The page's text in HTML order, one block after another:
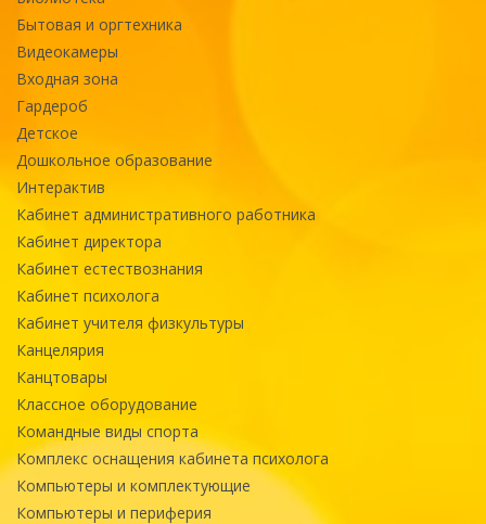
Бытовая и оргтехника
Видеокамеры
Входная зона
Гардероб
Детское
Дошкольное образование
Интерактив
Кабинет административного работника
Кабинет директора
Кабинет естествознания
Кабинет психолога
Кабинет учителя физкультуры
Канцелярия
Канцтовары
Классное оборудование
Командные виды спорта
Комплекс оснащения кабинета психолога
Компьютеры и комплектующие
Компьютеры и периферия